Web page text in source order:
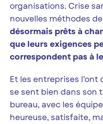
organisations. Crise
nouvelles méthodes
désormais prêts à
que leurs exigences
correspondent pas à
Et les entreprises
se sent bien dans son
bureau, avec les
heureuse, satisfaite,